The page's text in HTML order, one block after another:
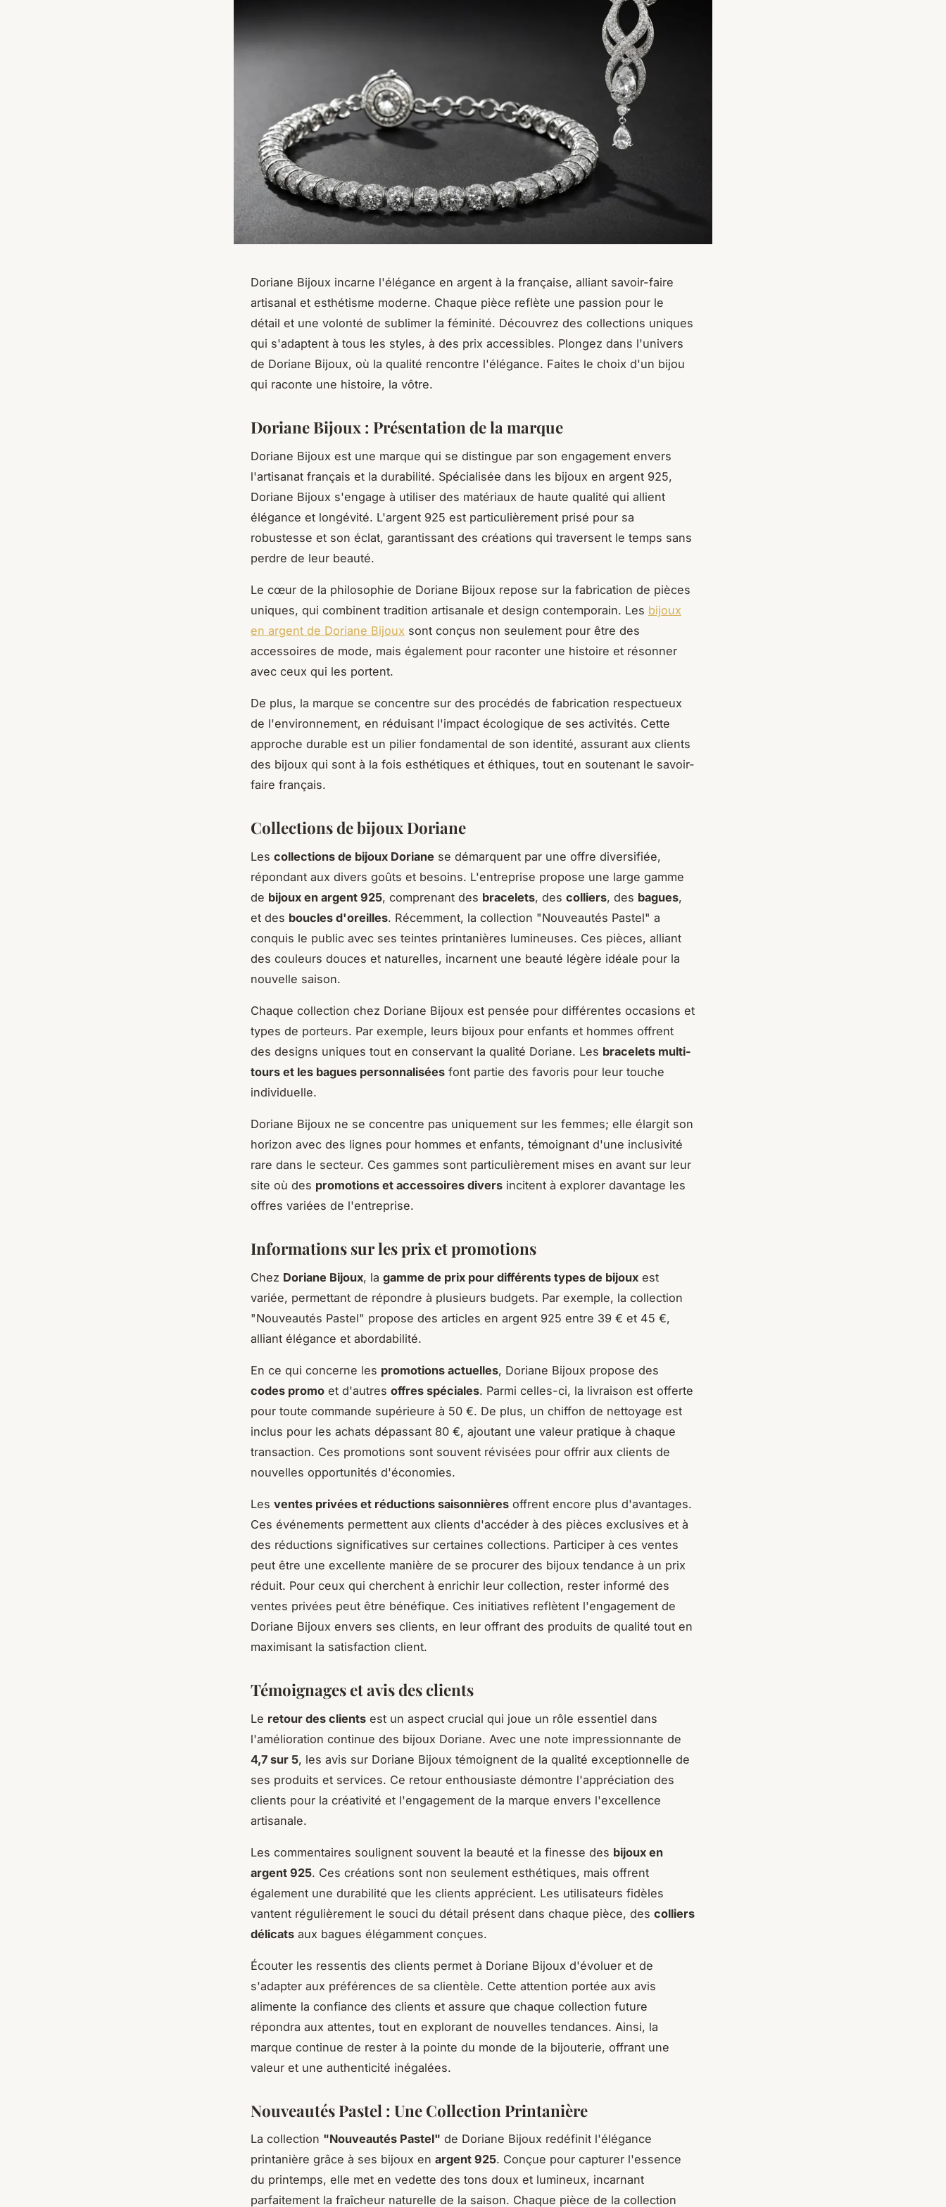
Doriane Bijoux incarne l'élégance en argent à la française, alliant savoir-faire
artisanal et esthétisme moderne. Chaque pièce reflète une passion pour le
détail et une volonté de sublimer la féminité. Découvrez des collections uniques
qui s'adaptent à tous les styles, à des prix accessibles. Plongez dans l'univers
de Doriane Bijoux, où la qualité rencontre l'élégance. Faites le choix d'un bijou
qui raconte une histoire, la vôtre.
Doriane Bijoux : Présentation de la marque
Doriane Bijoux est une marque qui se distingue par son engagement envers
l'artisanat français et la durabilité. Spécialisée dans les bijoux en argent 925,
Doriane Bijoux s'engage à utiliser des matériaux de haute qualité qui allient
élégance et longévité. L'argent 925 est particulièrement prisé pour sa
robustesse et son éclat, garantissant des créations qui traversent le temps sans
perdre de leur beauté.
Le cœur de la philosophie de Doriane Bijoux repose sur la fabrication de pièces
uniques, qui combinent tradition artisanale et design contemporain. Les bijoux
en argent de Doriane Bijoux sont conçus non seulement pour être des
accessoires de mode, mais également pour raconter une histoire et résonner
avec ceux qui les portent.
De plus, la marque se concentre sur des procédés de fabrication respectueux
de l'environnement, en réduisant l'impact écologique de ses activités. Cette
approche durable est un pilier fondamental de son identité, assurant aux clients
des bijoux qui sont à la fois esthétiques et éthiques, tout en soutenant le savoir-
faire français.
Collections de bijoux Doriane
Les collections de bijoux Doriane se démarquent par une offre diversifiée,
répondant aux divers goûts et besoins. L'entreprise propose une large gamme
de bijoux en argent 925, comprenant des bracelets, des colliers, des bagues,
et des boucles d'oreilles. Récemment, la collection "Nouveautés Pastel" a
conquis le public avec ses teintes printanières lumineuses. Ces pièces, alliant
des couleurs douces et naturelles, incarnent une beauté légère idéale pour la
nouvelle saison.
Chaque collection chez Doriane Bijoux est pensée pour différentes occasions et
types de porteurs. Par exemple, leurs bijoux pour enfants et hommes offrent
des designs uniques tout en conservant la qualité Doriane. Les bracelets multi-
tours et les bagues personnalisées font partie des favoris pour leur touche
individuelle.
Doriane Bijoux ne se concentre pas uniquement sur les femmes; elle élargit son
horizon avec des lignes pour hommes et enfants, témoignant d'une inclusivité
rare dans le secteur. Ces gammes sont particulièrement mises en avant sur leur
site où des promotions et accessoires divers incitent à explorer davantage les
offres variées de l'entreprise.
Informations sur les prix et promotions
Chez Doriane Bijoux, la gamme de prix pour différents types de bijoux est
variée, permettant de répondre à plusieurs budgets. Par exemple, la collection
"Nouveautés Pastel" propose des articles en argent 925 entre 39 € et 45 €,
alliant élégance et abordabilité.
En ce qui concerne les promotions actuelles, Doriane Bijoux propose des
codes promo et d'autres offres spéciales. Parmi celles-ci, la livraison est offerte
pour toute commande supérieure à 50 €. De plus, un chiffon de nettoyage est
inclus pour les achats dépassant 80 €, ajoutant une valeur pratique à chaque
transaction. Ces promotions sont souvent révisées pour offrir aux clients de
nouvelles opportunités d'économies.
Les ventes privées et réductions saisonnières offrent encore plus d'avantages.
Ces événements permettent aux clients d'accéder à des pièces exclusives et à
des réductions significatives sur certaines collections. Participer à ces ventes
peut être une excellente manière de se procurer des bijoux tendance à un prix
réduit. Pour ceux qui cherchent à enrichir leur collection, rester informé des
ventes privées peut être bénéfique. Ces initiatives reflètent l'engagement de
Doriane Bijoux envers ses clients, en leur offrant des produits de qualité tout en
maximisant la satisfaction client.
Témoignages et avis des clients
Le retour des clients est un aspect crucial qui joue un rôle essentiel dans
l'amélioration continue des bijoux Doriane. Avec une note impressionnante de
4,7 sur 5, les avis sur Doriane Bijoux témoignent de la qualité exceptionnelle de
ses produits et services. Ce retour enthousiaste démontre l'appréciation des
clients pour la créativité et l'engagement de la marque envers l'excellence
artisanale.
Les commentaires soulignent souvent la beauté et la finesse des bijoux en
argent 925. Ces créations sont non seulement esthétiques, mais offrent
également une durabilité que les clients apprécient. Les utilisateurs fidèles
vantent régulièrement le souci du détail présent dans chaque pièce, des colliers
délicats aux bagues élégamment conçues.
Écouter les ressentis des clients permet à Doriane Bijoux d'évoluer et de
s'adapter aux préférences de sa clientèle. Cette attention portée aux avis
alimente la confiance des clients et assure que chaque collection future
répondra aux attentes, tout en explorant de nouvelles tendances. Ainsi, la
marque continue de rester à la pointe du monde de la bijouterie, offrant une
valeur et une authenticité inégalées.
Nouveautés Pastel : Une Collection Printanière
La collection "Nouveautés Pastel" de Doriane Bijoux redéfinit l'élégance
printanière grâce à ses bijoux en argent 925. Conçue pour capturer l'essence
du printemps, elle met en vedette des tons doux et lumineux, incarnant
parfaitement la fraîcheur naturelle de la saison. Chaque pièce de la collection